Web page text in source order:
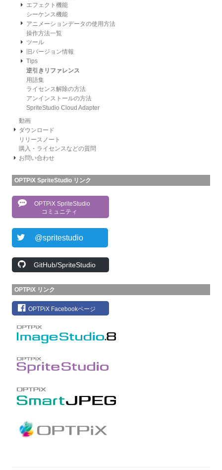
エフェクト機能
シーケンス機能
アニメーションデータの使用方法
操作方法一覧
ツール
旧バージョン情報
Tips
逆引きリファレンス
用語集
ライセンス解除の方法
アンインストールの方法
SpriteStudio Cloud Adapter
動画
ダウンロード
リリースノート
購入・ライセンスなどの質問
お問い合わせ
OPTPiX SpriteStudio リンク
OPTPiX SpriteStudio
コミュニティ
@spritestudio
GitHub/SpriteStudio
OPTPiX リンク
OPTPiX Facebookページ